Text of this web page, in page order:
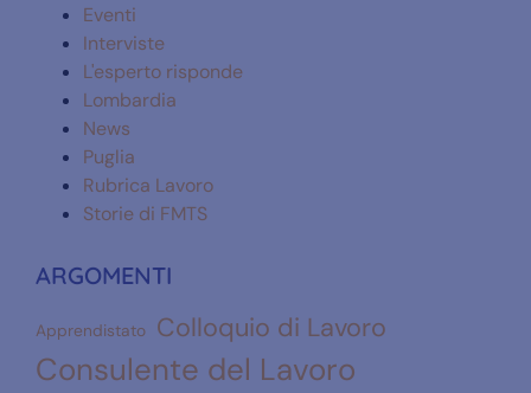
Eventi
Interviste
L'esperto risponde
Lombardia
News
Puglia
Rubrica Lavoro
Storie di FMTS
ARGOMENTI
Apprendistato Colloquio di Lavoro
Consulente del Lavoro